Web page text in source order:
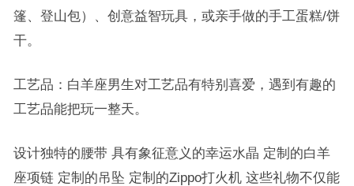
篷、登山包）、创意益智玩具，或亲手做的手工蛋糕/饼
干。
工艺品：白羊座男生对工艺品有特别喜爱，遇到有趣的
工艺品能把玩一整天。
设计独特的腰带 具有象征意义的幸运水晶 定制的白羊
座项链 定制的吊坠 定制的Zippo打火机 这些礼物不仅能